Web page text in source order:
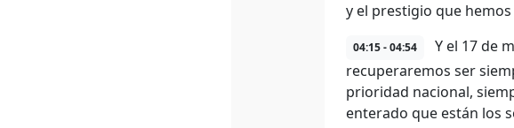
y el prestigio que
04:15 - 04:54
Y el 17 de
recuperaremos ser
prioridad nacional,
enterado que están los